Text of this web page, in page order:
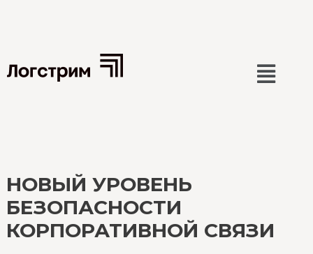
НОВЫЙ УРОВЕНЬ
БЕЗОПАСНОСТИ
КОРПОРАТИВНОЙ СВЯЗИ